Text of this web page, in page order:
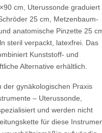
cm, Uterussonde graduiert
25 cm, Metzenbaum-
anatomische Pinzette 25
steril verpackt, latexfrei. Das
Kunststoff- und
Alternative erhältlich.
der gynäkologischen Praxis
– Uterussonde,
und werden nicht
für diese